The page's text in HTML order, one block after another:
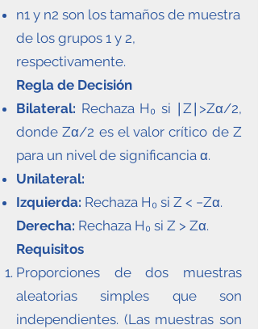
n1 y n2 son los tamaños de muestra
de los grupos 1 y 2,
respectivamente.
Regla de Decisión
Bilateral: Rechaza H₀ si ∣Z∣>Zα/2,
donde Zα/2 es el valor crítico de Z
para un nivel de significancia α.
Unilateral:
Izquierda: Rechaza H₀ si Z < −Zα.
Derecha: Rechaza H₀ si Z > Zα.
Requisitos
Proporciones de dos muestras
aleatorias simples que son
independientes. (Las muestras son